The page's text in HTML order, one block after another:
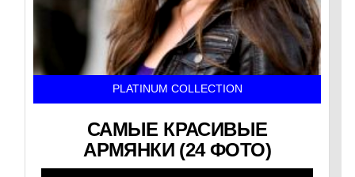
PLATINUM COLLECTION
САМЫЕ КРАСИВЫЕ
АРМЯНКИ (24 ФОТО)